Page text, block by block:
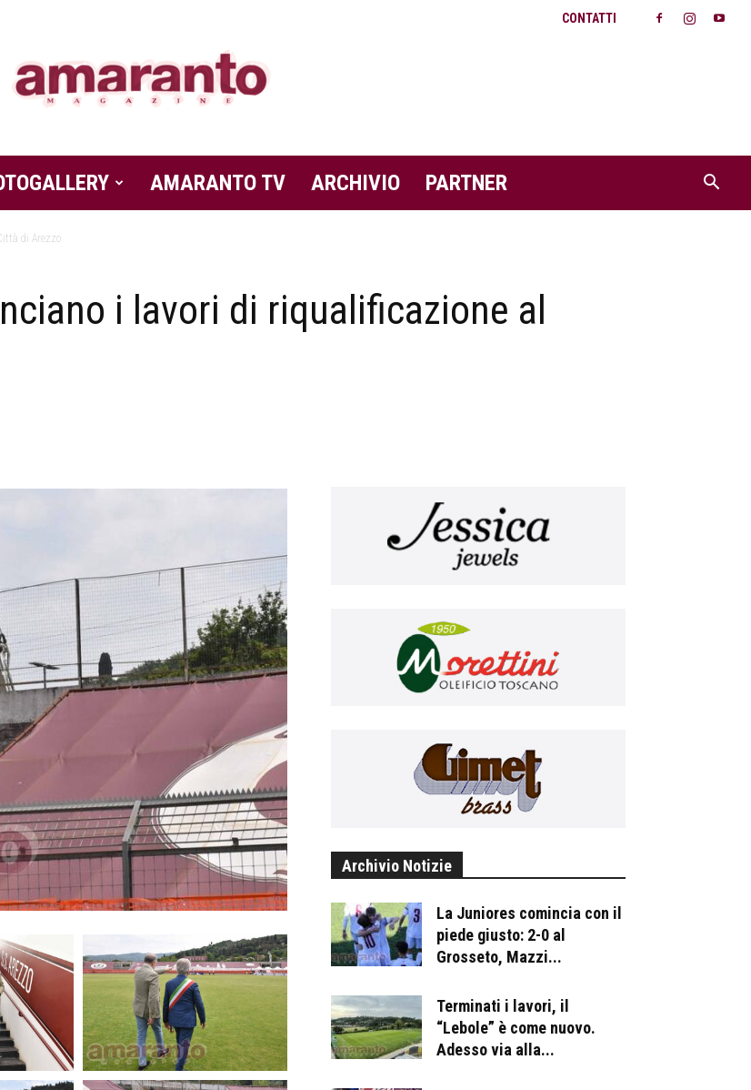
CONTATTI
Amaranto
Magazine
AMARANTO TV ARCHIVIO PARTNER
di Arezzo
i lavori di riqualificazione al
Archivio Notizie
La Juniores comincia con il
piede giusto: 2-0 al
Grosseto, Mazzi...
Terminati i lavori, il
“Lebole” è come nuovo.
Adesso via alla...